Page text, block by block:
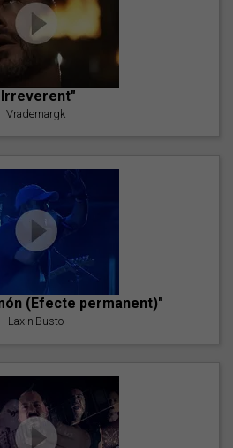
Vrademargk
(Efecte permanent)"
Lax'n'Busto